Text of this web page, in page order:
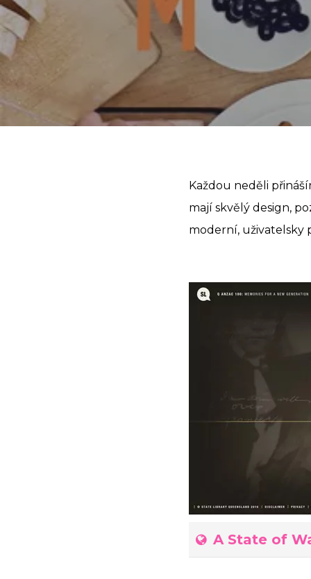
Každou neděli
mají skvělý design,
moderní, uživatelsky
A State of